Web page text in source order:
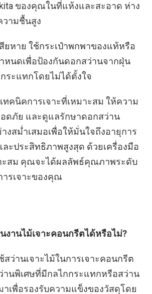
ของคุณในที่แห้งและสะอาด ห่าง
ามชื้นสูง
ยหาย ใช้กระเป๋าพกพาของแท้หรือ
หนดเพื่อป้องกันดอกสว่านจากฝุ่น
ระแทกโดยไม่ได้ตั้งใจ
คนิคการเจาะที่เหมาะสม ให้ความ
ดภัย และดูแลรักษาดอกสว่าน
งสม่ำเสมอเพื่อให้มั่นใจถึงอายุการ
ะประสิทธิภาพสูงสุด ด้วยเครื่องมือ
ะสม คุณจะได้ผลลัพธ์คุณภาพระดับ
รเจาะของคุณ
งานไม้เจาะคอนกรีตได้หรือไม่?
ว่านเจาะไม้ในการเจาะคอนกรีต
านพิเศษที่มีกลไกกระแทกหรือสว่าน
เพื่อรองรับความแข็งของวัสดุโดย